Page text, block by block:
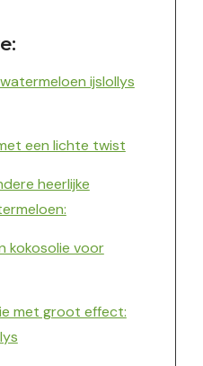
ijslollys
een lichte twist
heerlijke
kokosolie voor
met groot effect: